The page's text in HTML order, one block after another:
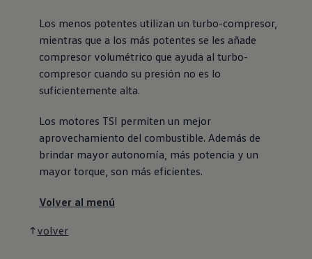
Los menos potentes utilizan un turbo-compresor,
mientras que a los más potentes se les añade
compresor volumétrico que ayuda al turbo-
compresor cuando su presión no es lo
suficientemente alta.
Los motores TSI permiten un mejor
aprovechamiento del combustible. Además de
brindar mayor autonomía, más potencia y un
mayor torque, son más eficientes.
Volver al menú
volver